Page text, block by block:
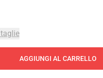
AGGIUNGI AL CARRELLO